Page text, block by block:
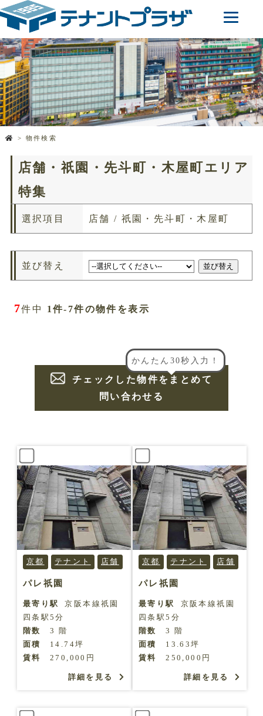
物件検索
店舗・祇園・先斗町・木屋町エリア
特集
選択項目 店舗 / 祇園・先斗町・木屋町
並び替え
7件中 1件-7件の物件を表示
かんたん30秒入力！
チェックした物件をまとめて
問い合わせる
京都 テナント 店舗
パレ祇園
最寄り駅
京阪本線祇園
四条駅5分
階数
3 階
面積
14.74坪
賃料
270,000円
詳細を見る
京都 テナント 店舗
パレ祇園
最寄り駅
京阪本線祇園
四条駅5分
階数
3 階
面積
13.63坪
賃料
250,000円
詳細を見る